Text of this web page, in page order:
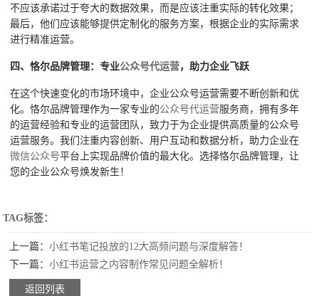
不应该承诺过于夸大的数据效果，而是应该注重实际的转化效果；
最后，他们应该能够提供定制化的服务方案，根据企业的实际需求
进行精准运营。
四、恪尔品牌管理：专业公众号代运营，助力企业飞跃
在这个快速变化的市场环境中，企业公众号运营需要不断创新和优
化。恪尔品牌管理作为一家专业的公众号代运营服务商，拥有多年
的运营经验和专业的运营团队，致力于为企业提供高质量的公众号
运营服务。我们注重内容创新、用户互动和数据分析，助力企业在
微信公众号平台上实现品牌价值的最大化。选择恪尔品牌管理，让
您的企业公众号焕发新生！
TAG标签：
上一篇：小红书笔记投放的12大高频问题与深度解答！
下一篇：小红书运营之内容制作常见问题全解析！
返回列表